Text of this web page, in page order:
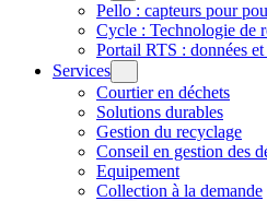
Pello : capteurs pour
Cycle : Technologie de
Portail RTS : données
Services
Courtier en déchets
Solutions durables
Gestion du recyclage
Conseil en gestion des
Equipement
Collection à la demande